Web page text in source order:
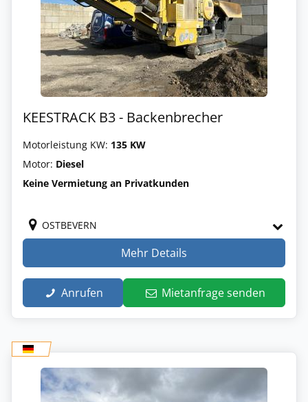
KEESTRACK B3 - Backenbrecher
Motorleistung KW: 135 KW
Motor: Diesel
Keine Vermietung an Privatkunden
OSTBEVERN
Mehr Details
Anrufen Mietanfrage senden